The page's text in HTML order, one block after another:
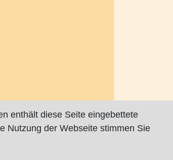
enthält diese Seite eingebettete
Nutzung der Webseite stimmen Sie